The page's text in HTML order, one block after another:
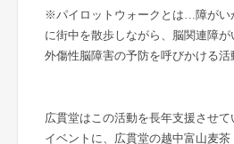
※パイロットウォークとは…障がい
に街中を散歩しながら、脳関連障が
外傷性脳障害の予防を呼びかける活
広貫堂はこの活動を長年支援させ
イベントに、広貫堂の越中富山麦